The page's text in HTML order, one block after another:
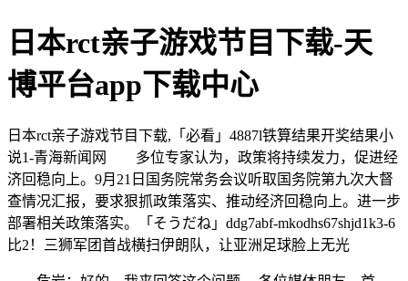
日本rct亲子游戏节目下载-天
博平台app下载中心
日本rct亲子游戏节目下载,「必看」4887l铁算结果开奖结果小
说1-青海新闻网 多位专家认为，政策将持续发力，促进经
济回稳向上。9月21日国务院常务会议听取国务院第九次大督
查情况汇报，要求狠抓政策落实、推动经济回稳向上。进一步
部署相关政策落实。「そうだね」ddg7abf-mkodhs67shjd1k3-6
比2！三狮军团首战横扫伊朗队，让亚洲足球脸上无光